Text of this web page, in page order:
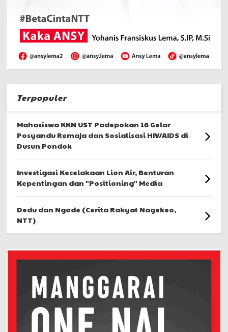
Terpopuler
Mahasiswa KKN UST Padepokan 16 Gelar
Posyandu Remaja dan Sosialisasi HIV/AIDS di
Dusun Pondok
Investigasi Kecelakaan Lion Air, Benturan
Kepentingan dan "Positioning" Media
Dedu dan Ngode (Cerita Rakyat Nagekeo,
NTT)